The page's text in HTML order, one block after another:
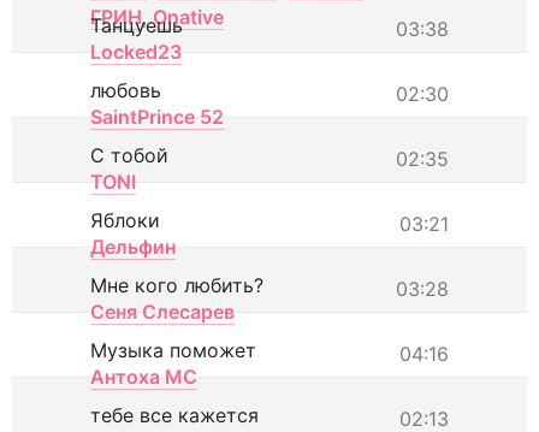
ГРИН, Onative 03:38
Танцуешь
Locked23
02:30
любовь
SaintPrince 52
02:35
С тобой
TONI
03:21
Яблоки
Дельфин
03:28
Мне кого любить?
Сеня Слесарев
04:16
Музыка поможет
Антоха МС
02:13
тебе все кажется